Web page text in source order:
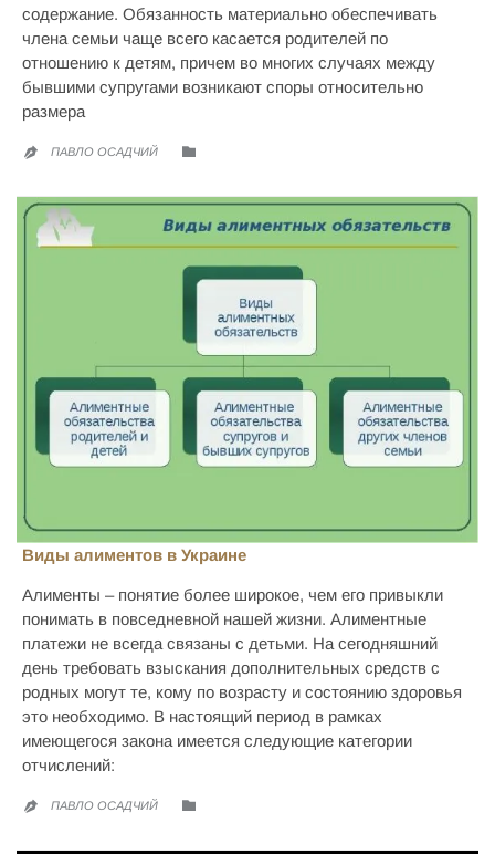
содержание. Обязанность материально обеспечивать
члена семьи чаще всего касается родителей по
отношению к детям, причем во многих случаях между
бывшими супругами возникают споры относительно
размера
 ПАВЛО ОСАДЧИЙ 
Виды алиментов в Украине
Алименты – понятие более широкое, чем его привыкли
понимать в повседневной нашей жизни. Алиментные
платежи не всегда связаны с детьми. На сегодняшний
день требовать взыскания дополнительных средств с
родных могут те, кому по возрасту и состоянию здоровья
это необходимо. В настоящий период в рамках
имеющегося закона имеется следующие категории
отчислений:
 ПАВЛО ОСАДЧИЙ 